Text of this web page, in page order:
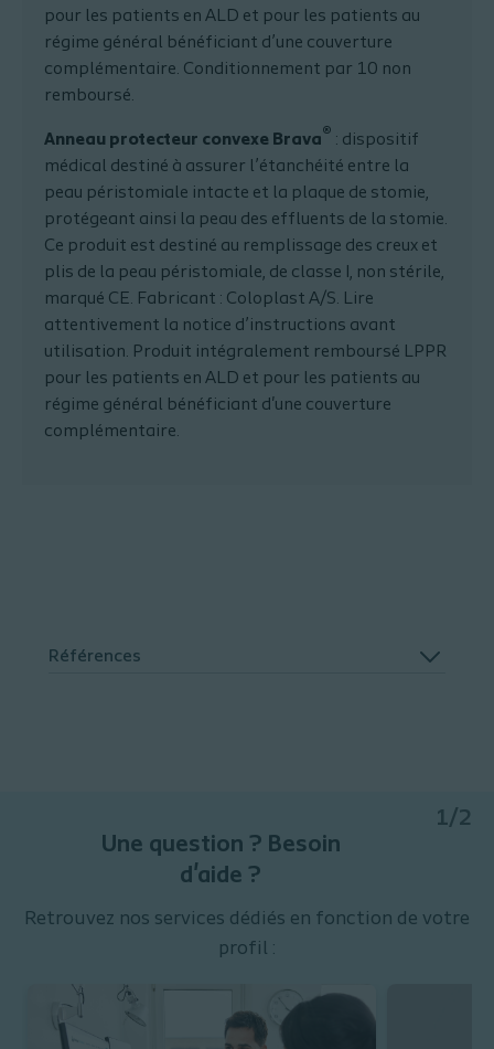
pour les patients en ALD et pour les patients au
régime général bénéficiant d’une couverture
complémentaire. Conditionnement par 10 non
remboursé.
Anneau protecteur convexe Brava® : dispositif
médical destiné à assurer l’étanchéité entre la
peau péristomiale intacte et la plaque de stomie,
protégeant ainsi la peau des effluents de la stomie.
Ce produit est destiné au remplissage des creux et
plis de la peau péristomiale, de classe I, non stérile,
marqué CE. Fabricant : Coloplast A/S. Lire
attentivement la notice d’instructions avant
utilisation. Produit intégralement remboursé LPPR
pour les patients en ALD et pour les patients au
régime général bénéficiant d'une couverture
complémentaire.
Références
Une question ? Besoin
d'aide ?
1/2
Retrouvez nos services dédiés en fonction de votre
profil :